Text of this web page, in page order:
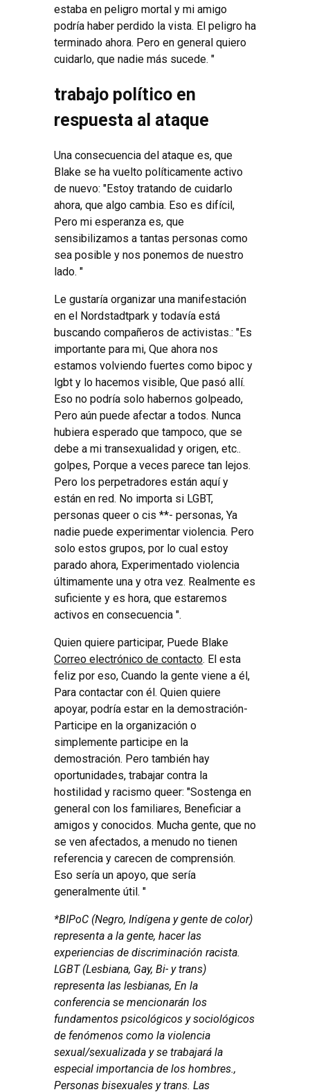
estaba en peligro mortal y mi amigo
podría haber perdido la vista. El peligro ha
terminado ahora. Pero en general quiero
cuidarlo, que nadie más sucede. "
trabajo político en
respuesta al ataque
Una consecuencia del ataque es, que
Blake se ha vuelto políticamente activo
de nuevo: "Estoy tratando de cuidarlo
ahora, que algo cambia. Eso es difícil,
Pero mi esperanza es, que
sensibilizamos a tantas personas como
sea posible y nos ponemos de nuestro
lado. "
Le gustaría organizar una manifestación
en el Nordstadtpark y todavía está
buscando compañeros de activistas.: "Es
importante para mi, Que ahora nos
estamos volviendo fuertes como bipoc y
lgbt y lo hacemos visible, Que pasó allí.
Eso no podría solo habernos golpeado,
Pero aún puede afectar a todos. Nunca
hubiera esperado que tampoco, que se
debe a mi transexualidad y origen, etc..
golpes, Porque a veces parece tan lejos.
Pero los perpetradores están aquí y
están en red. No importa si LGBT,
personas queer o cis **- personas, Ya
nadie puede experimentar violencia. Pero
solo estos grupos, por lo cual estoy
parado ahora, Experimentado violencia
últimamente una y otra vez. Realmente es
suficiente y es hora, que estaremos
activos en consecuencia ".
Quien quiere participar, Puede Blake
Correo electrónico de contacto. El esta
feliz por eso, Cuando la gente viene a él,
Para contactar con él. Quien quiere
apoyar, podría estar en la demostración-
Participe en la organización o
simplemente participe en la
demostración. Pero también hay
oportunidades, trabajar contra la
hostilidad y racismo queer: "Sostenga en
general con los familiares, Beneficiar a
amigos y conocidos. Mucha gente, que no
se ven afectados, a menudo no tienen
referencia y carecen de comprensión.
Eso sería un apoyo, que sería
generalmente útil. "
*BIPoC (Negro, Indígena y gente de color)
representa a la gente, hacer las
experiencias de discriminación racista.
LGBT (Lesbiana, Gay, Bi- y trans)
representa las lesbianas, En la
conferencia se mencionarán los
fundamentos psicológicos y sociológicos
de fenómenos como la violencia
sexual/sexualizada y se trabajará la
especial importancia de los hombres.,
Personas bisexuales y trans. Las